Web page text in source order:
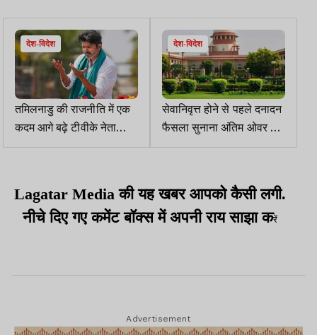
देश-विदेश
तमिलनाडु की राजनीति में एक
कदम आगे बढ़े टीवीके नेता
विजय, डीएमके को evil
देश-विदेश
सेवानिवृत्त होने से पहले दनादन
फैसला सुनाना अंतिम ओवर में
छक्के मारने जैसा, सुप्रीम कोर्ट
Lagatar Mediaकी यह खबर आपको कैसी लगी.
नीचे दिए गए कमेंट बॉक्स में अपनी राय साझा करें
Advertisement